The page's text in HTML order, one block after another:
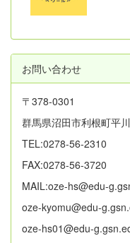
お問い合わせ
〒378-0301
群馬県沼田市利根町平
TEL:0278-56-2310
FAX:0278-56-3720
MAIL:oze-hs@edu-
oze-kyomu@edu-
oze-hs01@edu-